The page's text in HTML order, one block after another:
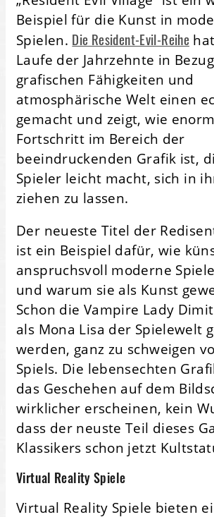
Beispiel für die Kunst in
Spielen. Die Resident-Evil-Reihe
Laufe der Jahrzehnte in
grafischen Fähigkeiten und
atmosphärische Welt einen
gemacht und zeigt, wie
Fortschritt im Bereich der
beeindruckenden Grafik ist,
Spieler leicht macht, sich in
ziehen zu lassen.
Der neueste Titel der
ist ein Beispiel dafür, wie
anspruchsvoll moderne
und warum sie als Kunst
Schon die Vampire Lady
als Mona Lisa der Spielewelt
werden, ganz zu schweigen
Spiels. Die lebensechten
das Geschehen auf dem
wirklicher erscheinen, kein
dass der neuste Teil dieses
Klassikers schon jetzt
Virtual Reality Spiele
Virtual Reality Spiele bieten